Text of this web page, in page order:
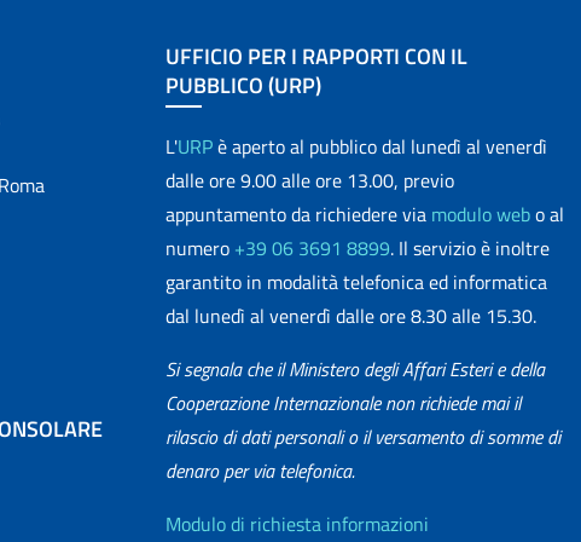
UFFICIO PER I RAPPORTI CON IL
PUBBLICO (URP)
L'URPè aperto al pubblico dal lunedì al venerdì
dalle ore 9.00 alle ore 13.00, previo
appuntamento da richiedere via modulo webo al
numero +39 06 3691 8899. Il servizio è inoltre
garantito in modalità telefonica ed informatica
dal lunedì al venerdì dalle ore 8.30 alle 15.30.
Si segnala che il Ministero degli Affari Esteri e della
Cooperazione Internazionale non richiede mai il
rilascio di dati personali o il versamento di somme di
denaro per via telefonica.
Modulo di richiesta informazioni